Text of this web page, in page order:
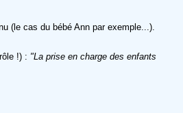
(le cas du bébé Ann par exemple...).
!) : "La prise en charge des enfants